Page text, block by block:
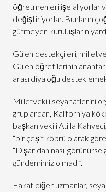
öğretmenleri işe alıyorlar
değiştiriyorlar. Bunların
gütmeyen kuruluşların
Gülen destekçileri,
Gülen öğretilerinin
arası diyaloğu desteklemek
Milletvekili seyahatlerini
gruplardan, Kaliforniya
başkan vekili Atilla
“bir çeşit köprü olarak
“Dışarıdan nasıl
gündemimiz olmadı”.
Fakat diğer uzmanlar,